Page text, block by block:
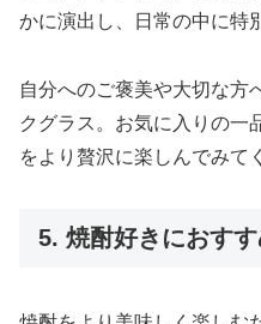
かに演出し、日常の中に特
自分へのご褒美や大切な方
クグラス。お気に入りの一
をより贅沢に楽しんでみて
5. 焼酎好きにおす